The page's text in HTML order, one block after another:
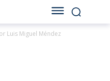
Luis Miguel Méndez